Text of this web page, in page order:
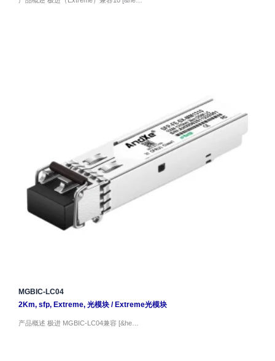
MGBIC-LC04
2Km, sfp, Extreme, 光模块/ Extreme光模块
产品概述 极进 MGBIC-LC04兼容 [&he…